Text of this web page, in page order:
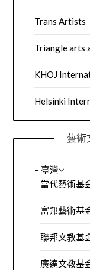
Trans Artists
Triangle arts
KHOJ
Helsinki
藝術
– 臺灣
當代藝術基
富邦藝術基
聯邦文教基
廣達文教基